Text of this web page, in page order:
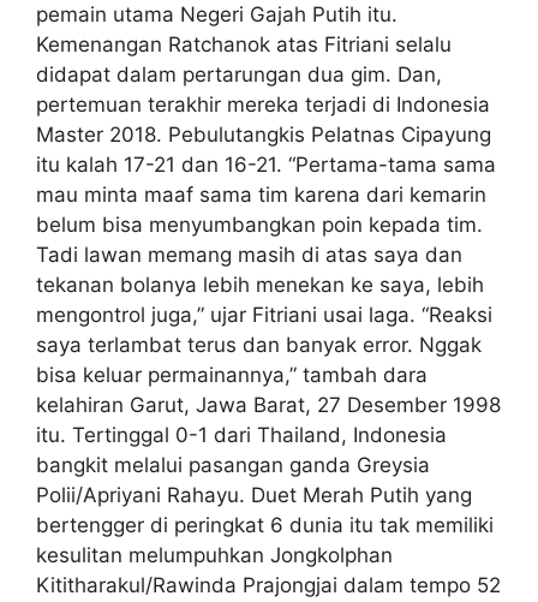
pemain utama Negeri Gajah Putih itu.
Kemenangan Ratchanok atas Fitriani selalu
didapat dalam pertarungan dua gim. Dan,
pertemuan terakhir mereka terjadi di Indonesia
Master 2018. Pebulutangkis Pelatnas Cipayung
itu kalah 17-21 dan 16-21. “Pertama-tama sama
mau minta maaf sama tim karena dari kemarin
belum bisa menyumbangkan poin kepada tim.
Tadi lawan memang masih di atas saya dan
tekanan bolanya lebih menekan ke saya, lebih
mengontrol juga,” ujar Fitriani usai laga. “Reaksi
saya terlambat terus dan banyak error. Nggak
bisa keluar permainannya,” tambah dara
kelahiran Garut, Jawa Barat, 27 Desember 1998
itu. Tertinggal 0-1 dari Thailand, Indonesia
bangkit melalui pasangan ganda Greysia
Polii/Apriyani Rahayu. Duet Merah Putih yang
bertengger di peringkat 6 dunia itu tak memiliki
kesulitan melumpuhkan Jongkolphan
Kititharakul/Rawinda Prajongjai dalam tempo 52